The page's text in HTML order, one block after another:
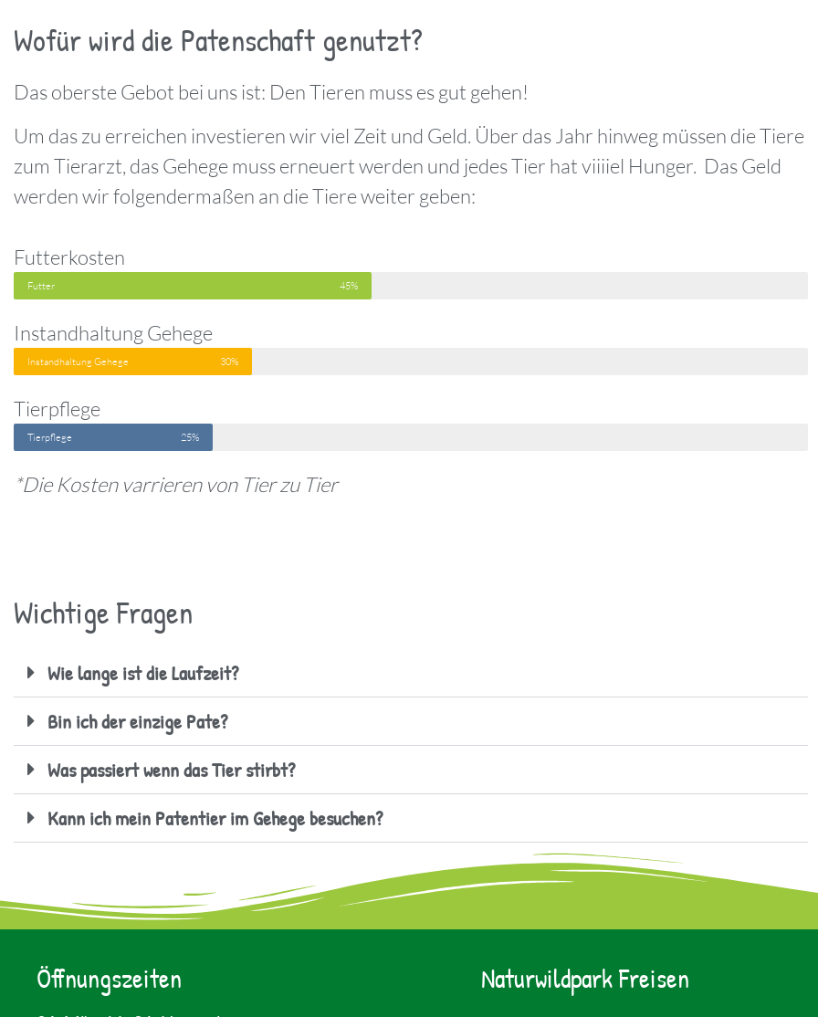
Wofür wird die Patenschaft genutzt?
Das oberste Gebot bei uns ist: Den Tieren muss es gut gehen!
Um das zu erreichen investieren wir viel Zeit und Geld. Über das Jahr hinweg müssen die Tiere
zum Tierarzt, das Gehege muss erneuert werden und jedes Tier hat viiiiel Hunger. Das Geld
werden wir folgendermaßen an die Tiere weiter geben:
Futterkosten
Futter 45%
Instandhaltung Gehege
Instandhaltung Gehege 30%
Tierpflege
Tierpflege 25%
*Die Kosten varrieren von Tier zu Tier
Wichtige Fragen
Wie lange ist die Laufzeit?
Bin ich der einzige Pate?
Was passiert wenn das Tier stirbt?
Kann ich mein Patentier im Gehege besuchen?
Öffnungszeiten Naturwildpark Freisen